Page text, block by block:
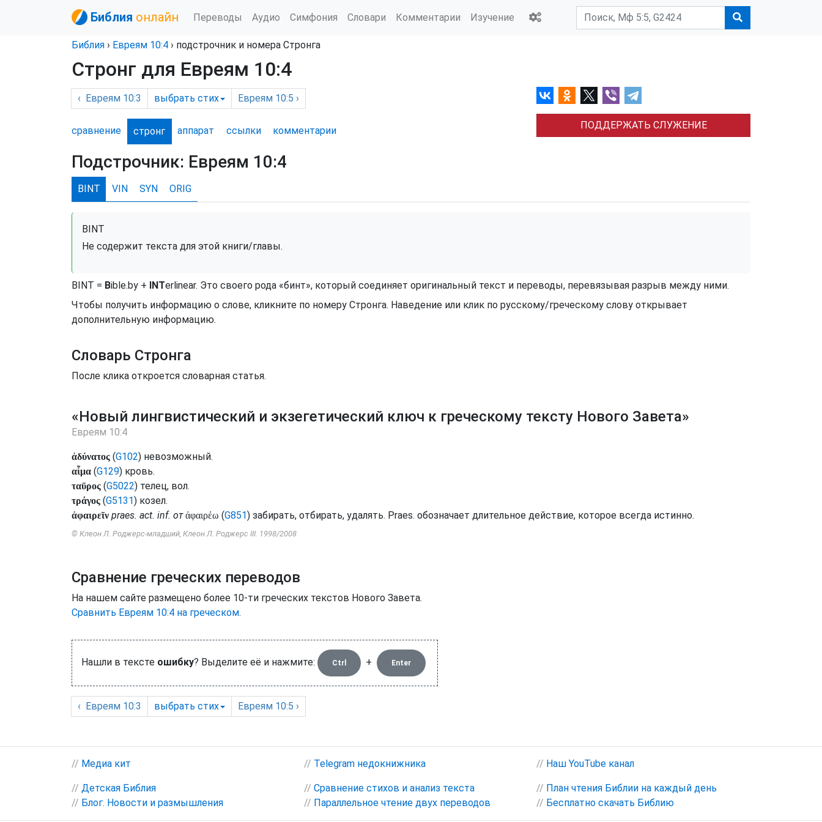
Библия онлайн Переводы Аудио Симфония Словари Комментарии Изучение
Библия › Евреям 10:4 › подстрочник и номера Стронга
Стронг для Евреям 10:4
‹ Евреям 10:3 выбрать стих Евреям 10:5 ›
сравнение стронг аппарат ссылки комментарии ПОДДЕРЖАТЬ СЛУЖЕНИЕ
Подстрочник: Евреям 10:4
BINT VIN SYN ORIG
BINT
Не содержит текста для этой книги/главы.
BINT = Bible.by + INTerlinear. Это своего рода «бинт», который соединяет оригинальный текст и переводы, перевязывая разрыв между ними.
Чтобы получить информацию о слове, кликните по номеру Стронга. Наведение или клик по русскому/греческому слову открывает
дополнительную информацию.
Словарь Стронга
После клика откроется словарная статья.
«Новый лингвистический и экзегетический ключ к греческому тексту Нового Завета»
Евреям 10:4
ἀδύνατος (G102) невозможный.
αἷμα (G129) кровь.
ταῦρος (G5022) телец, вол.
τράγος (G5131) козел.
ἀφαιρεῖν praes. act. inf. от ἀφαιρέω (G851) забирать, отбирать, удалять. Praes. обозначает длительное действие, которое всегда истинно.
© Клеон Л. Роджерс-младший, Клеон Л. Роджерс III. 1998/2008
Сравнение греческих переводов
На нашем сайте размещено более 10-ти греческих текстов Нового Завета.
Сравнить Евреям 10:4 на греческом.
Нашли в тексте ошибку? Выделите её и нажмите: Ctrl + Enter
‹ Евреям 10:3 выбрать стих Евреям 10:5 ›
// Медиа кит // Telegram недокнижника // Наш YouTube канал
// Детская Библия
// Блог. Новости и размышления
// Сравнение стихов и анализ текста
// Параллельное чтение двух переводов
// План чтения Библии на каждый день
// Бесплатно скачать Библию